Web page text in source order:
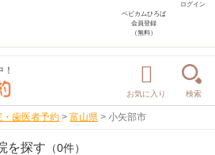
ログイン
ベビカムひろば
会員登録
（無料）
お気に入り 検索
歯医者予約 > 富山県 > 小矢部市
を探す （0件）